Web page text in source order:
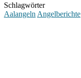
Schlagwörter
Aalangeln Angelberichte